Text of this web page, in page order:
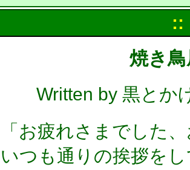
::
焼き
Written by 黒とか
「お疲れさまでした
いつも通りの挨拶を